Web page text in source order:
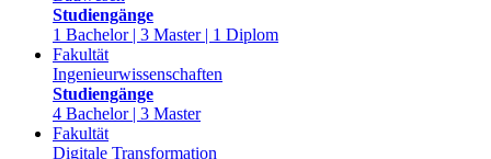
Studiengänge
1 Bachelor | 3 Master | 1 Diplom
Fakultät
Ingenieurwissenschaften
Studiengänge
4 Bachelor | 3 Master
Fakultät
Digitale Transformation